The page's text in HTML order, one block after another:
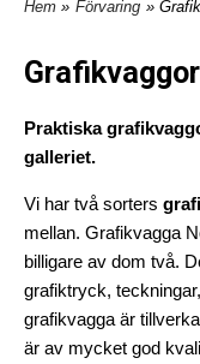
Hem » Förvaring »
Grafikvaggor
Praktiska
galleriet.
Vi har två sorters
mellan. Grafikvagga
billigare av dom två.
grafiktryck,
grafikvagga är
är av mycket god